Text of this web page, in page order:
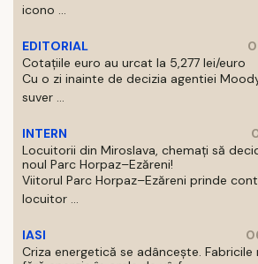
icono ...
EDITORIAL
Cotațiile euro au urcat la 5,277 lei/euro
Cu o zi inainte de decizia agentiei
suver ...
INTERN
Locuitorii din Miroslava, chemați să
noul Parc Horpaz–Ezăreni!
Viitorul Parc Horpaz–Ezăreni prinde
locuitor ...
IASI
Criza energetică se adâncește.